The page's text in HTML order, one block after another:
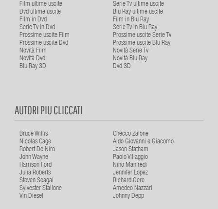
Film ultime uscite
Serie Tv ultime uscite
Dvd ultime uscite
Blu Ray ultime uscite
Film in Dvd
Film in Blu Ray
Serie Tv in Dvd
Serie Tv in Blu Ray
Prossime uscite Film
Prossime uscite Serie Tv
Prossime uscite Dvd
Prossime uscite Blu Ray
Novità Film
Novità Serie Tv
Novità Dvd
Novità Blu Ray
Blu Ray 3D
Dvd 3D
AUTORI PIU CLICCATI
Bruce Willis
Checco Zalone
Nicolas Cage
Aldo Giovanni e Giacomo
Robert De Niro
Jason Statham
John Wayne
Paolo Villaggio
Harrison Ford
Nino Manfredi
Julia Roberts
Jennifer Lopez
Steven Seagal
Richard Gere
Sylvester Stallone
Amedeo Nazzari
Vin Diesel
Johnny Depp